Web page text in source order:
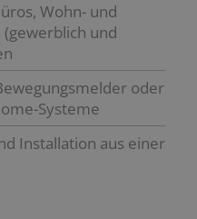
Wohn- und
und
oder
Systeme
Installation aus einer